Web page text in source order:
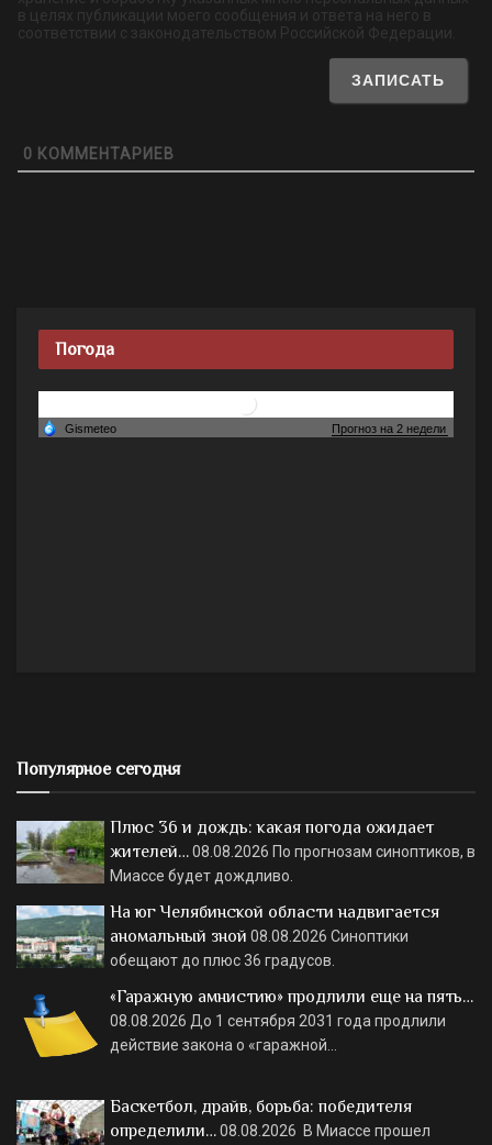
в целях публикации моего сообщения и ответа на него в
соответствии с законодательством Российской Федерации.
0 КОММЕНТАРИЕВ
Погода
Популярное сегодня
Плюс 36 и дождь: какая погода ожидает
жителей…08.08.2026 По прогнозам синоптиков, в
Миассе будет дождливо.
На юг Челябинской области надвигается
аномальный зной 08.08.2026 Синоптики
обещают до плюс 36 градусов.
«Гаражную амнистию» продлили еще на пять…
08.08.2026 До 1 сентября 2031 года продлили
действие закона о «гаражной…
Баскетбол, драйв, борьба: победителя
определили…08.08.2026 В Миассе прошел